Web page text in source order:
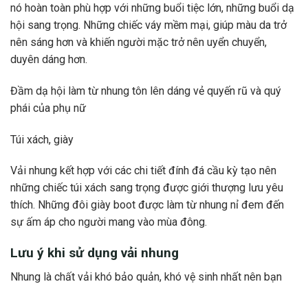
nó hoàn toàn phù hợp với những buổi tiệc lớn, những buổi dạ
hội sang trọng. Những chiếc váy mềm mại, giúp màu da trở
nên sáng hơn và khiến người mặc trở nên uyển chuyển,
duyên dáng hơn.
Đầm dạ hội làm từ nhung tôn lên dáng vẻ quyến rũ và quý
phái của phụ nữ
Túi xách, giày
Vải nhung kết hợp với các chi tiết đính đá cầu kỳ tạo nên
những chiếc túi xách sang trọng được giới thượng lưu yêu
thích. Những đôi giày boot được làm từ nhung nỉ đem đến
sự ấm áp cho người mang vào mùa đông.
Lưu ý khi sử dụng vải nhung
Nhung là chất vải khó bảo quản, khó vệ sinh nhất nên bạn